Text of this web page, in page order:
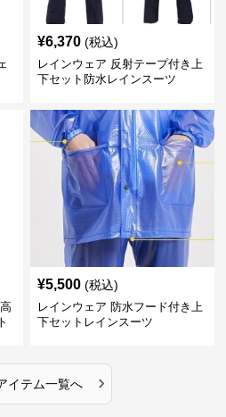
¥6,370 (税込)
レインウェア 反射テープ付き上
下セット防水レインスーツ
¥5,500 (税込)
レインウェア 防水フード付き上
下セットレインスーツ
イテム一覧へ ›